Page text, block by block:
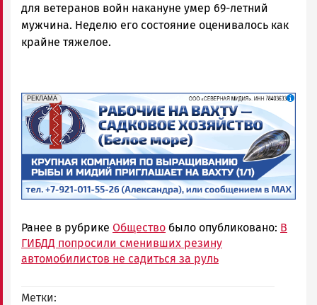
для ветеранов войн накануне умер 69-летний
мужчина. Неделю его состояние оценивалось как
крайне тяжелое.
erid: 2SDnjf467GP
РЕКЛАМА
Реклама
Ранее в рубрике Общество было опубликовано: В
ГИБДД попросили сменивших резину
автомобилистов не садиться за руль
Метки